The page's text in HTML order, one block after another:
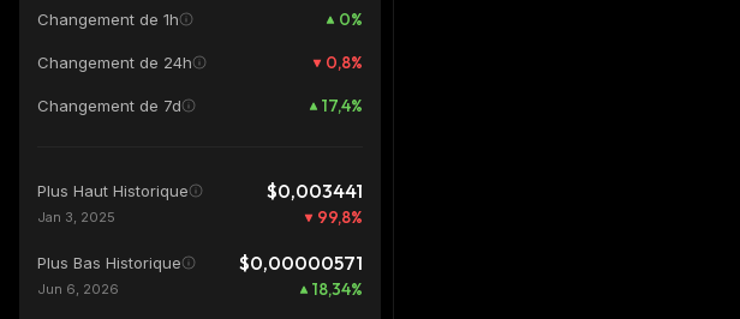
Changement de 1h 0%
Changement de 24h 0,8%
Changement de 7d 17,4%
Plus Haut Historique $0,003441
Jan 3, 2025 99,8%
Plus Bas Historique $0,00000571
Jun 6, 2026 18,34%